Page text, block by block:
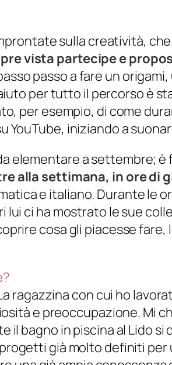
sulla creatività,
vista partecipe e
passo a fare un
per tutto il percorso è
per esempio, di come
iniziando a
elementare a settembre; è
alla settimana, in ore di
e italiano. Durante le
lui ci ha mostrato le sue
cosa gli piacesse fare,
ragazzina con cui ho
e preoccupazione. Mi
il bagno in piscina al Lido si
già molto definiti per